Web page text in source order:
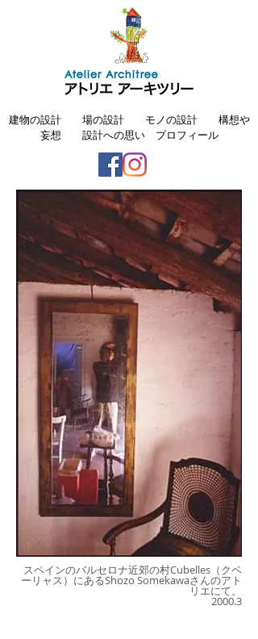
建物の設計 場の設計 モノの設計
構想や
妄想
設計への思い プロフィール
スペインのバルセロナ近郊の村Cubelles（クベ
ーリャス）にあるShozo Somekawaさんのアト
リエにて。
2000.3